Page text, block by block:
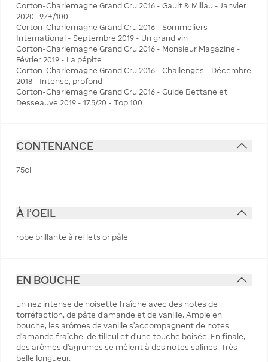
Corton-Charlemagne Grand Cru 2016 - Gault & Millau - Janvier
2020 -97+/100
Corton-Charlemagne Grand Cru 2016 - Sommeliers
International - Septembre 2019 - Un grand vin
Corton-Charlemagne Grand Cru 2016 - Monsieur Magazine -
Février 2019 - La pépite
Corton-Charlemagne Grand Cru 2016 - Challenges - Décembre
2018 - Intense, profond
Corton-Charlemagne Grand Cru 2016 - Guide Bettane et
Desseauve 2019 - 17.5/20 - Top 100
CONTENANCE
75cl
À l'OEIL
robe brillante à reflets or pâle
EN BOUCHE
un nez intense de noisette fraîche avec des notes de
torréfaction, de pâte d'amande et de vanille. Ample en
bouche, les arômes de vanille s'accompagnent de notes
d'amande fraîche, de tilleul et d'une touche boisée. En finale,
des arômes d'agrumes se mêlent à des notes salines. Très
belle longueur.